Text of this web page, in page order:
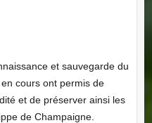
et sauvegarde du
cours ont permis de
et de préserver ainsi les
de Champaigne.